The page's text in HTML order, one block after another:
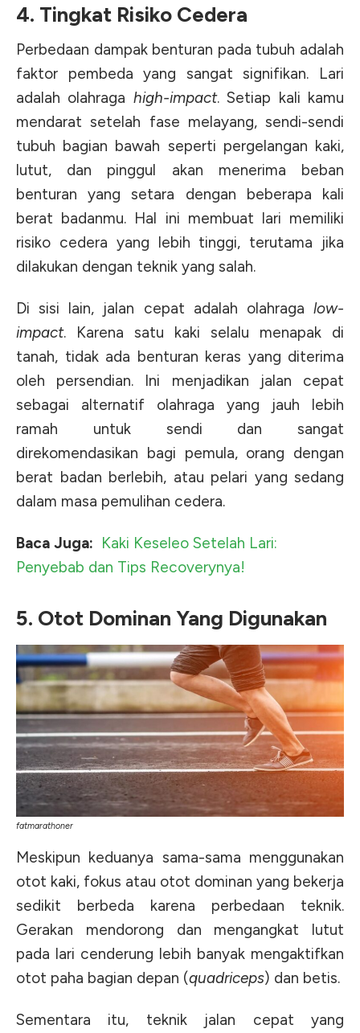
4. Tingkat Risiko Cedera
Perbedaan dampak benturan pada tubuh adalah
faktor pembeda yang sangat signifikan. Lari
adalah olahraga high-impact. Setiap kali kamu
mendarat setelah fase melayang, sendi-sendi
tubuh bagian bawah seperti pergelangan kaki,
lutut, dan pinggul akan menerima beban
benturan yang setara dengan beberapa kali
berat badanmu. Hal ini membuat lari memiliki
risiko cedera yang lebih tinggi, terutama jika
dilakukan dengan teknik yang salah.
Di sisi lain, jalan cepat adalah olahraga low-
impact. Karena satu kaki selalu menapak di
tanah, tidak ada benturan keras yang diterima
oleh persendian. Ini menjadikan jalan cepat
sebagai alternatif olahraga yang jauh lebih
ramah untuk sendi dan sangat
direkomendasikan bagi pemula, orang dengan
berat badan berlebih, atau pelari yang sedang
dalam masa pemulihan cedera.
Baca Juga: Kaki Keseleo Setelah Lari:
Penyebab dan Tips Recoverynya!
5. Otot Dominan Yang Digunakan
fatmarathoner
Meskipun keduanya sama-sama menggunakan
otot kaki, fokus atau otot dominan yang bekerja
sedikit berbeda karena perbedaan teknik.
Gerakan mendorong dan mengangkat lutut
pada lari cenderung lebih banyak mengaktifkan
otot paha bagian depan (quadriceps) dan betis.
Sementara itu, teknik jalan cepat yang